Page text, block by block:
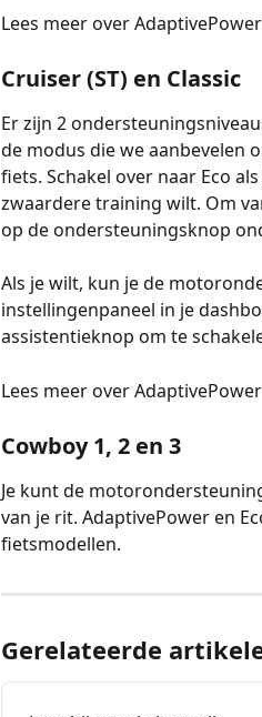
Lees meer over
Cruiser (ST) en Classic
Er zijn 2
de modus die we aanbevelen
fiets. Schakel over naar Eco
zwaardere training wilt. Om
op de ondersteuningsknop
Als je wilt, kun je de
instellingenpaneel in je
assistentieknop om te
Lees meer over
Cowboy 1, 2 en 3
Je kunt de
van je rit. AdaptivePower en
fietsmodellen.
Gerelateerde